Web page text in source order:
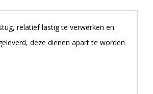
relatief lastig te verwerken en
deze dienen apart te worden